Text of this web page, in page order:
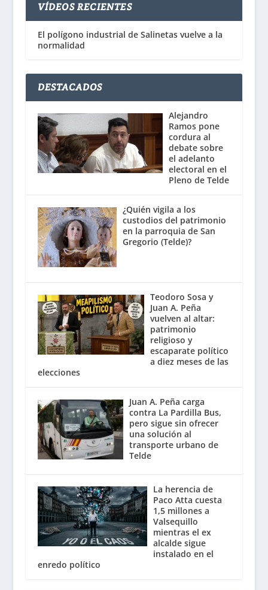
VÍDEOS RECIENTES
El polígono industrial de Salinetas vuelve a la
normalidad
DESTACADOS
Alejandro
Ramos pone
cordura al
debate sobre
el adelanto
electoral en el
Pleno de Telde
¿Quién vigila a los
custodios del patrimonio
en la parroquia de San
Gregorio (Telde)?
Teodoro Sosa y
Juan A. Peña
vuelven al altar:
patrimonio
religioso y
escaparate político
a diez meses de las
elecciones
Juan A. Peña carga
contra La Pardilla Bus,
pero sigue sin ofrecer
una solución al
transporte urbano de
Telde
La herencia de
Paco Atta cuesta
1,5 millones a
Valsequillo
mientras el ex
alcalde sigue
instalado en el
enredo político